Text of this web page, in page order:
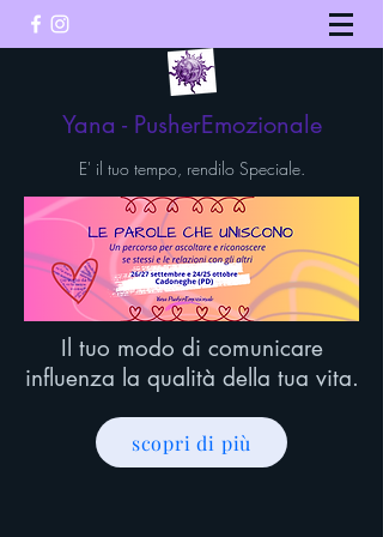
Yana - PusherEmozionale
E' il tuo tempo, rendilo Speciale.
Il tuo modo di comunicare
influenza la qualità della tua vita.
scopri di più